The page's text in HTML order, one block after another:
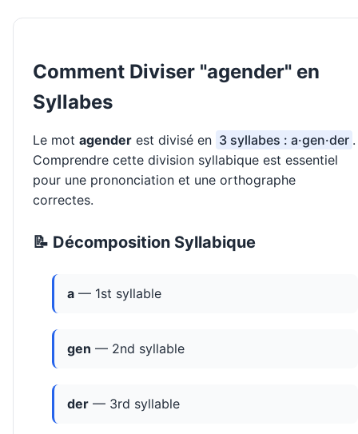
Comment Diviser "agender" en
Syllabes
Le mot agender est divisé en 3 syllabes : a·gen·der .
Comprendre cette division syllabique est essentiel
pour une prononciation et une orthographe
correctes.
📝 Décomposition Syllabique
a — 1st syllable
gen — 2nd syllable
der — 3rd syllable